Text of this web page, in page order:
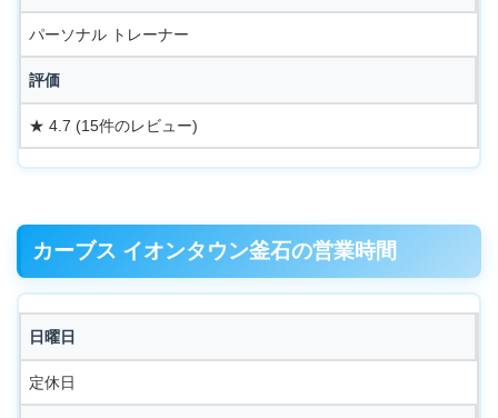
パーソナル トレーナー
評価
★ 4.7 (15件のレビュー)
カーブス イオンタウン釜石の営業時間
日曜日
定休日